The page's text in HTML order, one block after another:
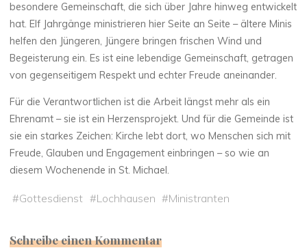
besondere Gemeinschaft, die sich über Jahre hinweg entwickelt
hat. Elf Jahrgänge ministrieren hier Seite an Seite – ältere Minis
helfen den Jüngeren, Jüngere bringen frischen Wind und
Begeisterung ein. Es ist eine lebendige Gemeinschaft, getragen
von gegenseitigem Respekt und echter Freude aneinander.
Für die Verantwortlichen ist die Arbeit längst mehr als ein
Ehrenamt – sie ist ein Herzensprojekt. Und für die Gemeinde ist
sie ein starkes Zeichen: Kirche lebt dort, wo Menschen sich mit
Freude, Glauben und Engagement einbringen – so wie an
diesem Wochenende in St. Michael.
#Gottesdienst #Lochhausen #Ministranten
Schreibe einen Kommentar